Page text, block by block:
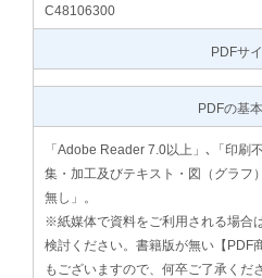
C48106300
PDFサ
PDFの基
「Adobe Reader 7.0以上」､「印刷
集・加工及びテキスト・図（グラフ
無し」。
※紙媒体で資料をご利用される場合
検討ください。書籍版が無い【PDF
もございますので、何卒ご了承くださ